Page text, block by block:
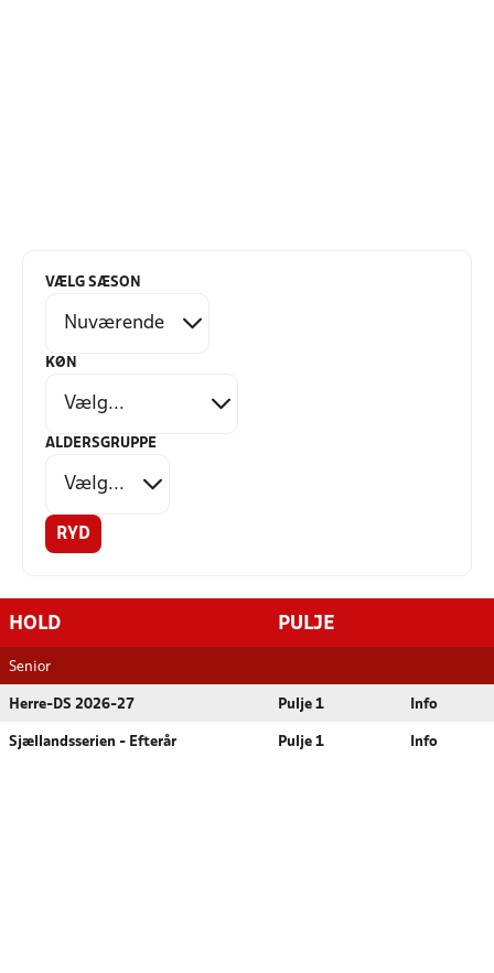
VÆLG SÆSON
KØN
ALDERSGRUPPE
RYD
HOLD PULJE
Senior
Herre-DS 2026-27 Pulje 1 Info
Sjællandsserien - Efterår Pulje 1 Info